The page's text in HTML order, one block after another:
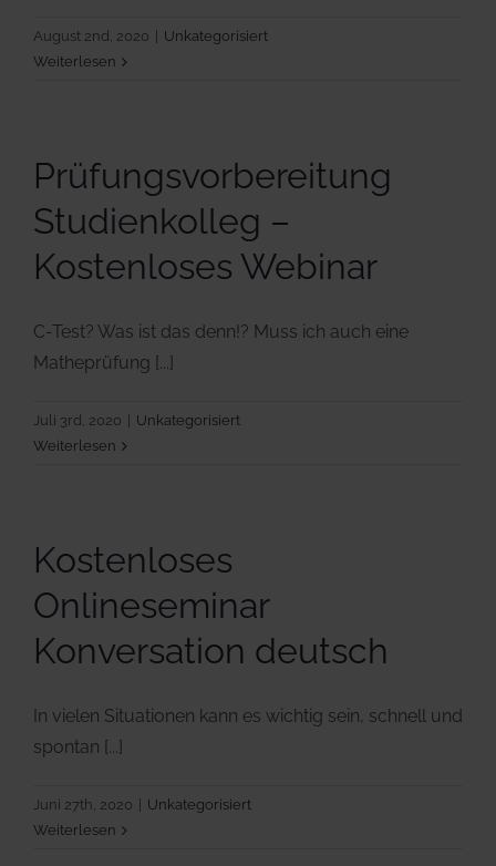
August 2nd, 2020
Unkategorisiert
Weiterlesen
Prüfungsvorbereitung
Studienkolleg –
Kostenloses Webinar
C-Test? Was ist das denn!? Muss ich auch eine
Matheprüfung [...]
Juli 3rd, 2020
Unkategorisiert
Weiterlesen
Kostenloses
Onlineseminar
Konversation deutsch
In vielen Situationen kann es wichtig sein, schnell und
spontan [...]
Juni 27th, 2020
Unkategorisiert
Weiterlesen